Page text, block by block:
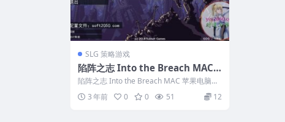
SLG 策略游戏
陷阵之志 Into the Breach MAC
苹果电脑游戏 原生中文版 支持10.1
5 11 12 13
陷阵之志 Into the Breach MAC 苹果电脑游
戏 原生中文版 支持...
3 年前 0 0 51 12